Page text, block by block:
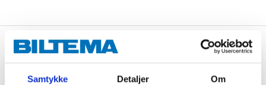
Samtykke Detaljer Om
Description